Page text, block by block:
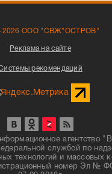
2026 ООО "СВЖ"ОСТРОВ"
Реклама на сайте
рекомендаций
агентство
службой по
технологий и массовых
номер Эл №